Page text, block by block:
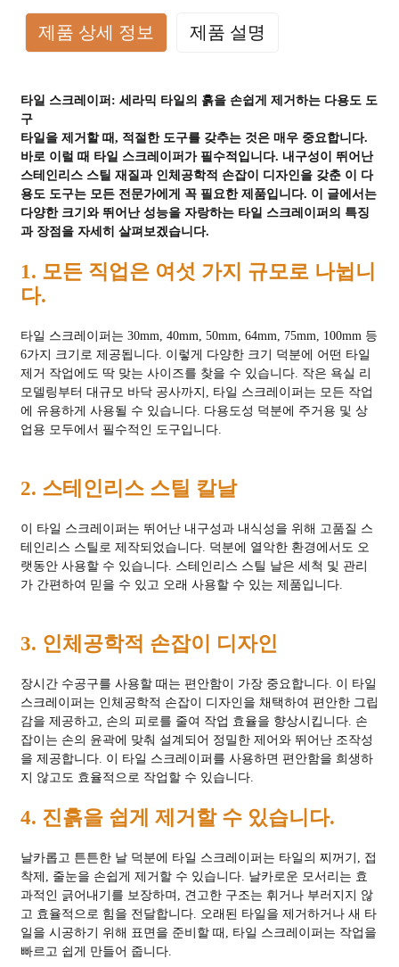
제품 상세 정보 제품 설명
타일 ​​스크레이퍼: 세라믹 타일의 흙을 손쉽게 제거하는 다용도 도
구
타일을 제거할 때, 적절한 도구를 갖추는 것은 매우 중요합니다.
바로 이럴 때 타일 스크레이퍼가 필수적입니다. 내구성이 뛰어난
스테인리스 스틸 재질과 인체공학적 손잡이 디자인을 갖춘 이 다
용도 도구는 모든 전문가에게 꼭 필요한 제품입니다. 이 글에서는
다양한 크기와 뛰어난 성능을 자랑하는 타일 스크레이퍼의 특징
과 장점을 자세히 살펴보겠습니다.
1. 모든 직업은 여섯 가지 규모로 나뉩니
다.
타일 ​​스크레이퍼는 30mm, 40mm, 50mm, 64mm, 75mm, 100mm 등
6가지 크기로 제공됩니다. 이렇게 다양한 크기 덕분에 어떤 타일
제거 작업에도 딱 맞는 사이즈를 찾을 수 있습니다. 작은 욕실 리
모델링부터 대규모 바닥 공사까지, 타일 스크레이퍼는 모든 작업
에 유용하게 사용될 수 있습니다. 다용도성 덕분에 주거용 및 상
업용 모두에서 필수적인 도구입니다.
2. 스테인리스 스틸 칼날
이 타일 스크레이퍼는 뛰어난 내구성과 내식성을 위해 고품질 스
테인리스 스틸로 제작되었습니다. 덕분에 열악한 환경에서도 오
랫동안 사용할 수 있습니다. 스테인리스 스틸 날은 세척 및 관리
가 간편하여 믿을 수 있고 오래 사용할 수 있는 제품입니다.
3. 인체공학적 손잡이 디자인
장시간 수공구를 사용할 때는 편안함이 가장 중요합니다. 이 타일
스크레이퍼는 인체공학적 손잡이 디자인을 채택하여 편안한 그립
감을 제공하고, 손의 피로를 줄여 작업 효율을 향상시킵니다. 손
잡이는 손의 윤곽에 맞춰 설계되어 정밀한 제어와 뛰어난 조작성
을 제공합니다. 이 타일 스크레이퍼를 사용하면 편안함을 희생하
지 않고도 효율적으로 작업할 수 있습니다.
4. 진흙을 쉽게 제거할 수 있습니다.
날카롭고 튼튼한 날 덕분에 타일 스크레이퍼는 타일의 찌꺼기, 접
착제, 줄눈을 손쉽게 제거할 수 있습니다. 날카로운 모서리는 효
과적인 긁어내기를 보장하며, 견고한 구조는 휘거나 부러지지 않
고 효율적으로 힘을 전달합니다. 오래된 타일을 제거하거나 새 타
일을 시공하기 위해 표면을 준비할 때, 타일 스크레이퍼는 작업을
빠르고 쉽게 만들어 줍니다.